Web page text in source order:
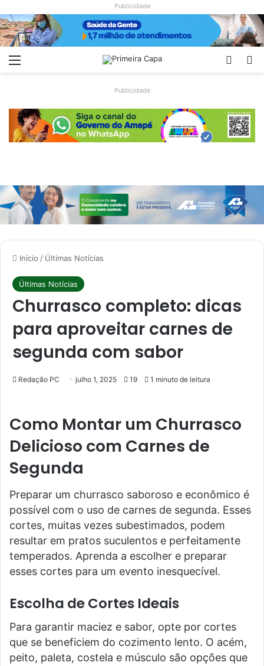
Publicidade
Menu
Publicidade
Início / Últimas Notícias
Últimas Notícias
Churrasco completo: dicas
para aproveitar carnes de
segunda com sabor
Redação PC julho 1, 2025 19 1 minuto de leitura
Como Montar um Churrasco
Delicioso com Carnes de
Segunda
Preparar um churrasco saboroso e econômico é
possível com o uso de carnes de segunda. Esses
cortes, muitas vezes subestimados, podem
resultar em pratos suculentos e perfeitamente
temperados. Aprenda a escolher e preparar
esses cortes para um evento inesquecível.
Escolha de Cortes Ideais
Para garantir maciez e sabor, opte por cortes
que se beneficiem do cozimento lento. O acém,
peito, paleta, costela e músculo são opções que